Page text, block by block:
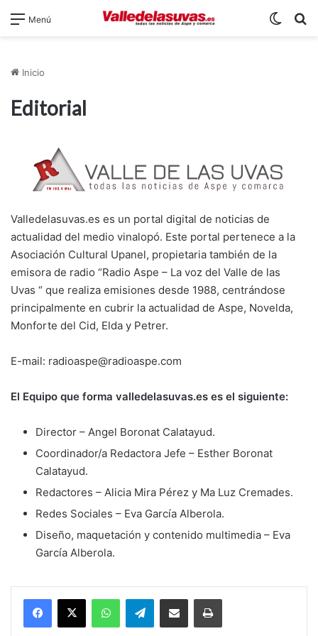
Menú
Inicio
Editorial
Valledelasuvas.es es un portal digital de noticias de
actualidad del medio vinalopó. Este portal pertenece a la
Asociación Cultural Upanel, propietaria también de la
emisora de radio “Radio Aspe – La voz del Valle de las
Uvas “ que realiza emisiones desde 1988, centrándose
principalmente en cubrir la actualidad de Aspe, Novelda,
Monforte del Cid, Elda y Petrer.
E-mail: radioaspe@radioaspe.com
El Equipo que forma valledelasuvas.es es el siguiente:
Director – Angel Boronat Calatayud.
Coordinador/a Redactora Jefe – Esther Boronat
Calatayud.
Redactores – Alicia Mira Pérez y Ma Luz Cremades.
Redes Sociales – Eva García Alberola.
Diseño, maquetación y contenido multimedia – Eva
García Alberola.
Telegram